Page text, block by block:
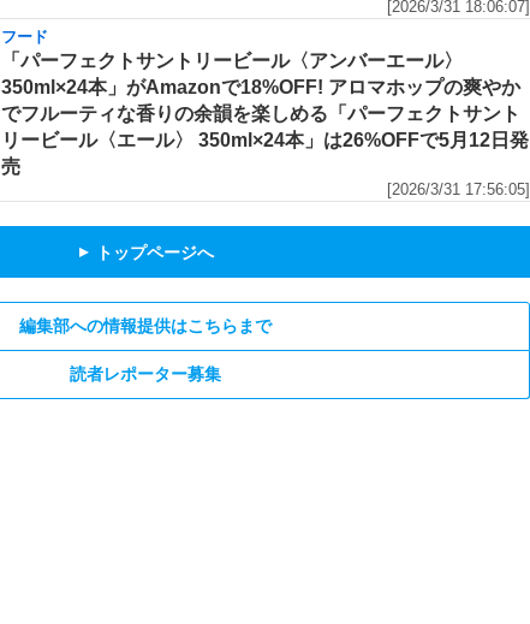
[2026/3/31 18:06:07]
フード
「パーフェクトサントリービール〈アンバーエール〉
350ml×24本」がAmazonで18%OFF! アロマホップの爽やか
でフルーティな香りの余韻を楽しめる「パーフェクトサント
リービール〈エール〉 350ml×24本」は26%OFFで5月12日発
売
[2026/3/31 17:56:05]
▲ トップページへ
編集部への情報提供はこちらまで
読者レポーター募集